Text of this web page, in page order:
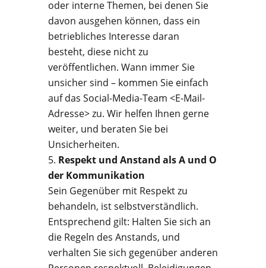
oder interne Themen, bei denen Sie
davon ausgehen können, dass ein
betriebliches Interesse daran
besteht, diese nicht zu
veröffentlichen. Wann immer Sie
unsicher sind – kommen Sie einfach
auf das Social-Media-Team <E-Mail-
Adresse> zu. Wir helfen Ihnen gerne
weiter, und beraten Sie bei
Unsicherheiten.
Respekt und Anstand als A und O
der Kommunikation
Sein Gegenüber mit Respekt zu
behandeln, ist selbstverständlich.
Entsprechend gilt: Halten Sie sich an
die Regeln des Anstands, und
verhalten Sie sich gegenüber anderen